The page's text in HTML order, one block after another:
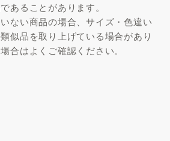
あることがあります。
ない商品の場合、サイズ・色違い
似品を取り上げている場合があり
合はよくご確認ください。